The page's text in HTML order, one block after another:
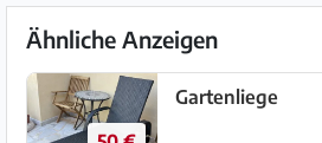
Ähnliche Anzeigen
Gartenliege